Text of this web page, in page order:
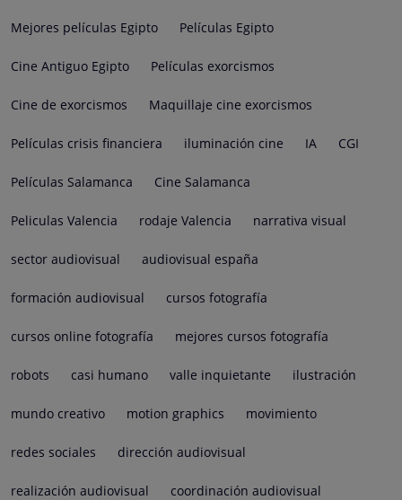
Mejores películas Egipto Películas Egipto
Cine Antiguo Egipto Películas exorcismos
Cine de exorcismos Maquillaje cine exorcismos
Películas crisis financiera iluminación cine IA CGI
Películas Salamanca Cine Salamanca
Peliculas Valencia rodaje Valencia narrativa visual
sector audiovisual audiovisual españa
formación audiovisual cursos fotografía
cursos online fotografía mejores cursos fotografía
robots casi humano valle inquietante ilustración
mundo creativo motion graphics movimiento
redes sociales dirección audiovisual
realización audiovisual coordinación audiovisual